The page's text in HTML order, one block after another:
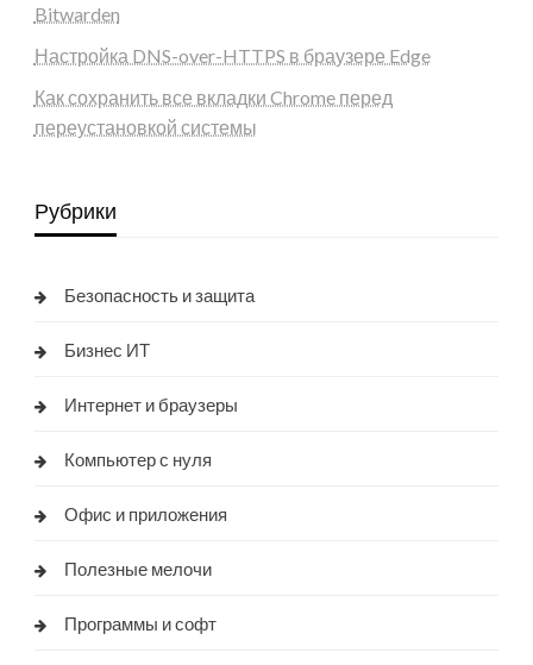
Bitwarden
Настройка DNS-over-HTTPS в браузере Edge
Как сохранить все вкладки Chrome перед
переустановкой системы
Рубрики
Безопасность и защита
Бизнес ИТ
Интернет и браузеры
Компьютер с нуля
Офис и приложения
Полезные мелочи
Программы и софт